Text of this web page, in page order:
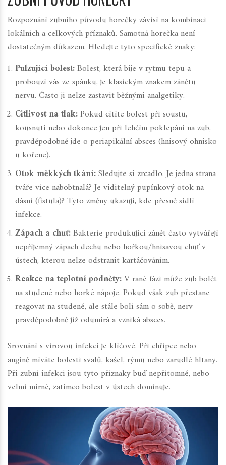
Rozpoznání zubního původu horečky závisí na kombinaci
lokálních a celkových příznaků. Samotná horečka není
dostatečným důkazem. Hledejte tyto specifické znaky:
Pulzující bolest:Bolest, která bije v rytmu tepu a
probouzí vás ze spánku, je klasickým znakem zánětu
nervu. Často ji nelze zastavit běžnými analgetiky.
Citlivost na tlak:Pokud cítíte bolest při soustu,
kousnutí nebo dokonce jen při lehčím poklepání na zub,
pravděpodobně jde o periapikální absces (hnisový ohnisko
u kořene).
Otok měkkých tkání:Sledujte si zrcadlo. Je jedna strana
tváře více nabobtnalá? Je viditelný pupínkový otok na
dásni (fistula)? Tyto změny ukazují, kde přesně sídlí
infekce.
Zápach a chuť:Bakterie produkující zánět často vytvářejí
nepříjemný zápach dechu nebo hořkou/hnisavou chuť v
ústech, kterou nelze odstranit kartáčováním.
Reakce na teplotní podněty:V rané fázi může zub bolět
na studené nebo horké nápoje. Pokud však zub přestane
reagovat na studené, ale stále bolí sám o sobě, nerv
pravděpodobně již odumírá a vzniká absces.
Srovnání s virovou infekcí je klíčové. Při chřipce nebo
angíně míváte bolesti svalů, kašel, rýmu nebo zarudlé hltany.
Při zubní infekci jsou tyto příznaky buď nepřítomné, nebo
velmi mírné, zatímco bolest v ústech dominuje.